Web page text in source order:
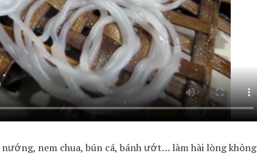
nem chua, bún cá, bánh ướt… làm hài lòng không